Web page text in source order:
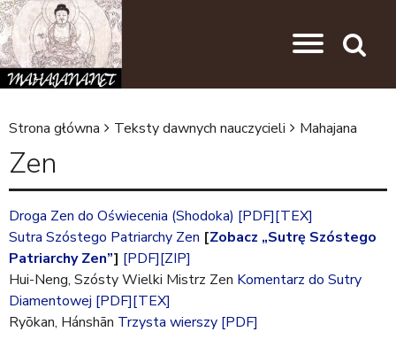
J
e
s
t
e
ś
t
Strona główna Teksty dawnych nauczycieli Mahajana
Zen
Droga Zen do Oświecenia (Shodoka) [PDF][TEX]
Sutra Szóstego Patriarchy Zen [Zobacz „Sutrę Szóstego
Patriarchy Zen”] [PDF][ZIP]
Hui-Neng, Szósty Wielki Mistrz Zen Komentarz do Sutry
Diamentowej [PDF][TEX]
Ryōkan, Hánshān Trzysta wierszy [PDF]